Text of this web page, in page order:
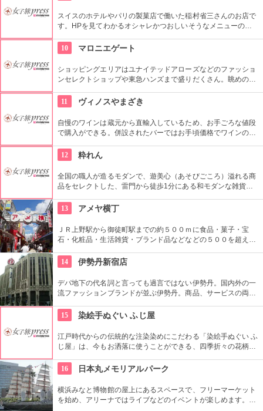
スイスのホテルやパリの製菓店で働いた稲村省三さんのお店で
す。HPを見てわかるオシャレかつおしいそうなメニューの
を絶えません。
10 マロニエゲート
ショッピングエリアはユナイテッドアローズなどのファッショ
ンセレクトショップや東急ハンズまで盛りだくさん。眺めの良
トンプソンなど、世界のグルメがカジュアルなスタイルで楽し
めます。
11 ヴィノスやまざき
自慢のワインは蔵元から直輸入しているため、お手ごろな値段
で購入ができる。併設されたバーではお手頃価格でワインのテ
12
粋れん
全国の職人が造るモダンで、遊美心（あそびごころ）溢れる商
品をセレクトした、雷門から徒歩1分にある和モダンな雑貨
めるので、粋な雑貨を探すのが楽しくなりそう。
13 アメヤ横丁
ＪＲ上野駅から御徒町駅までの約５００ｍに食品・菓子・宝
石・化粧品・生活雑貨・ブランド品などなどの５００を超える
叩き売りがある。
14 伊勢丹新宿店
デパ地下の代名詞と言っても過言ではない伊勢丹。国内外の一
流ファッションブランドが並ぶ伊勢丹。商品、サービスの両面
とメンズ館があり、百貨店業界では衣料品の売上高日本一を誇
っている。
15 染絵手ぬぐい ふじ屋
江戸時代からの伝統的な注染染めにこだわる「染絵手ぬぐい ふ
じ屋」は、今もお洒落に使うことができる、四季折々の花柄や
地の小物も各種扱っています。
16 日本丸メモリアルパーク
横浜みなと博物館の屋上にあるスペースで、フリーマーケット
を始め、アリーナではライブなどのイベントが楽しめます。も